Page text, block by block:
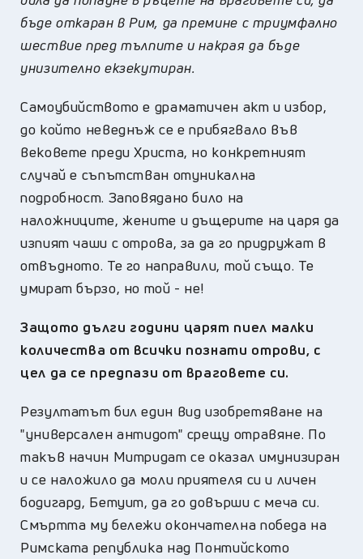
бъде откаран в Рим, да премине с триумфално
шествие пред тълпите и накрая да бъде
унизително екзекутиран.
Самоубийството е драматичен акт и избор,
до който неведнъж се е прибягвало във
вековете преди Христа, но конкретният
случай е съпътстван отуникална
подробност. Заповядано било на
наложниците, жените и дъщерите на царя да
изпият чаши с отрова, за да го придружат в
отвъдното. Те го направили, той също. Те
умират бързо, но той - не!
Защото дълги години царят пиел малки
количества от всички познати отрови, с
цел да се предпази от враговете си.
Резултатът бил един вид изобретяване на
"универсален антидот" срещу отравяне. По
такъв начин Митридат се оказал имунизиран
и се наложило да моли приятеля си и личен
бодигард, Бетуит, да го довърши с меча си.
Смъртта му бележи окончателна победа на
Римската република над Понтийското